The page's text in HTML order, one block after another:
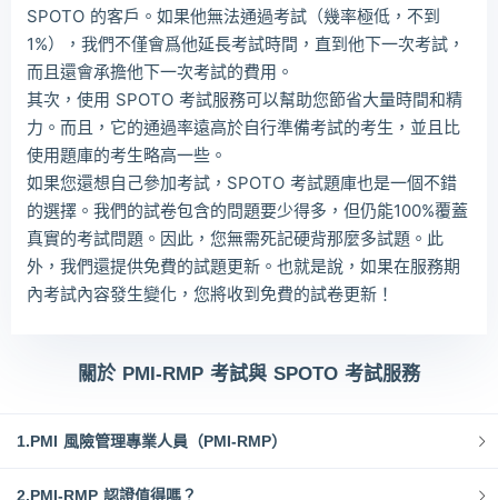
SPOTO 的客戶。如果他無法通過考試（幾率極低，不到
1%），我們不僅會爲他延長考試時間，直到他下一次考試，
而且還會承擔他下一次考試的費用。
其次，使用 SPOTO 考試服務可以幫助您節省大量時間和精
力。而且，它的通過率遠高於自行準備考試的考生，並且比
使用題庫的考生略高一些。
如果您還想自己參加考試，SPOTO 考試題庫也是一個不錯
的選擇。我們的試卷包含的問題要少得多，但仍能100%覆蓋
真實的考試問題。因此，您無需死記硬背那麼多試題。此
外，我們還提供免費的試題更新。也就是說，如果在服務期
內考試內容發生變化，您將收到免費的試卷更新！
關於 PMI-RMP 考試與 SPOTO 考試服務
1.PMI 風險管理專業人員（PMI-RMP）
2.PMI-RMP 認證值得嗎？